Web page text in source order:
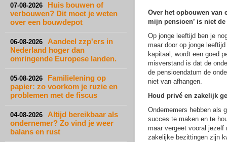
07-08-2026
Huis bouwen of
verbouwen? Dit moet je weten
over een bouwdepot
06-08-2026
Aandeel zzp'ers in
Nederland hoger dan
omringende Europese landen.
05-08-2026
Familielening op
papier: zo voorkom je ruzie en
problemen met de fiscus
04-08-2026
Altijd bereikbaar als
ondernemer? Zo vind je weer
balans en rust
Over het opbouwen van
mijn pensioen’ is niet
Op jonge leeftijd ben je
maar door op jonge
kapitaal, wordt een goed
misverstand is dat de
de pensioendatum de
niet van afhangen.
Houd privé en zakelijk
Ondernemers hebben als
succes te maken en te
maar vergeet vooral
zakelijke bezittingen zijn